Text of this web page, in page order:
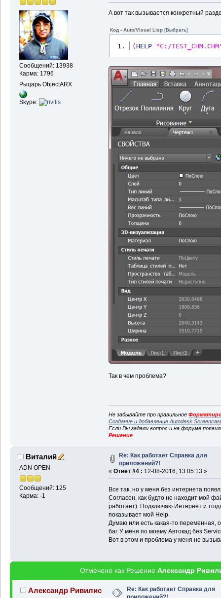
Сообщений: 13938
Карма: 1796
Рыцарь ObjectARX
Skype:
А вот так вызывается конкретный
Код - Auto/Visual Lisp [Выбрать]
(HELP "C:/
Так в чем проблема?
Не забывайте про правильное
Создание и добавление Autodesk
Если Вы задали вопрос и на форуме
Решение
Виталий
ADN OPEN
Сообщений: 125
Карма: -1
Re: Как работает Справка для
приложений?!
« Ответ #4 : 12-08-2016, 13:05:13 »
Все так, но у меня без интернета
Согласен, как будто не находит мой
работает). Подключаю Интернет и
показывает мой Help.
Думаю или есть какая-то переменная,
баг. У меня по моему Автокад без
Вот в этом и проблема у меня не
Отмечено как Решение Александр
Александр Ривилис
Re: Как работает Справка для